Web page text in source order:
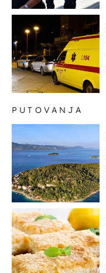
PUTOVANJA